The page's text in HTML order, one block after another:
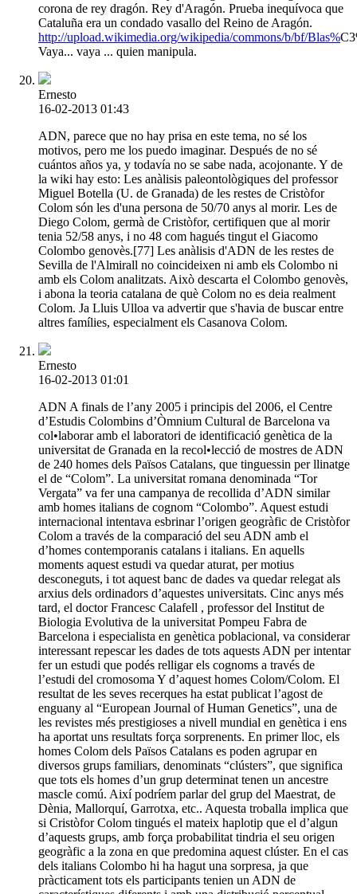
corona de rey dragón. Rey d'Aragón. Prueba inequívoca que
Cataluña era un condado vasallo del Reino de Aragón.
http://upload.wikimedia.org/wikipedia/commons/b/bf/Blas%
Vaya... vaya ... quien manipula.
Ernesto
16-02-2013 01:43
ADN, parece que no hay prisa en este tema, no sé los
motivos, pero me los puedo imaginar. Después de no sé
cuántos años ya, y todavía no se sabe nada, acojonante. Y de
la wiki hay esto: Les anàlisis paleontològiques del professor
Miguel Botella (U. de Granada) de les restes de Cristòfor
Colom són les d'una persona de 50/70 anys al morir. Les de
Diego Colom, germà de Cristòfor, certifiquen que al morir
tenia 52/58 anys, i no 48 com hagués tingut el Giacomo
Colombo genovès.[77] Les anàlisis d'ADN de les restes de
Sevilla de l'Almirall no coincideixen ni amb els Colombo ni
amb els Colom analitzats. Això descarta el Colombo genovès,
i abona la teoria catalana de què Colom no es deia realment
Colom. Ja Lluis Ulloa va advertir que s'havia de buscar entre
altres famílies, especialment els Casanova Colom.
Ernesto
16-02-2013 01:01
ADN A finals de l’any 2005 i principis del 2006, el Centre
d’Estudis Colombins d’Òmnium Cultural de Barcelona va
col•laborar amb el laboratori de identificació genètica de la
universitat de Granada en la recol•lecció de mostres de ADN
de 240 homes dels Països Catalans, que tinguessin per llinatge
el de “Colom”. La universitat romana denominada “Tor
Vergata” va fer una campanya de recollida d’ADN similar
amb homes italians de cognom “Colombo”. Aquest estudi
internacional intentava esbrinar l’origen geogràfic de Cristòfor
Colom a través de la comparació del seu ADN amb el
d’homes contemporanis catalans i italians. En aquells
moments aquest estudi va quedar aturat, per motius
desconeguts, i tot aquest banc de dades va quedar relegat als
arxius dels ordinadors d’aquestes universitats. Cinc anys més
tard, el doctor Francesc Calafell , professor del Institut de
Biologia Evolutiva de la universitat Pompeu Fabra de
Barcelona i especialista en genètica poblacional, va considerar
interessant repescar les dades de tots aquests ADN per intentar
fer un estudi que podés relligar els cognoms a través de
l’estudi del cromosoma Y d’aquest homes Colom/Colom. El
resultat de les seves recerques ha estat publicat l’agost de
enguany al “European Journal of Human Genetics”, una de
les revistes més prestigioses a nivell mundial en genètica i ens
ha aportat uns resultats força sorprenents. En primer lloc, els
homes Colom dels Països Catalans es poden agrupar en
diversos grups familiars, denominats “clústers”, que significa
que tots els homes d’un grup determinat tenen un ancestre
mascle comú. Així podríem parlar del grup del Maestrat, de
Dènia, Mallorquí, Garrotxa, etc.. Aquesta troballa implica que
si Cristòfor Colom tingués el mateix haplotip que el d’algun
d’aquests grups, amb força probabilitat tindria el seu origen
geogràfic a la zona en que predomina aquest clúster. En el cas
dels italians Colombo hi ha hagut una sorpresa, ja que
pràcticament tots els participants tenien un ADN de